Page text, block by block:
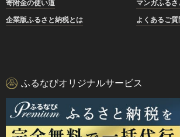
寄附金の使い道
マンガふるさ
企業版ふるさと納税とは
よくあるご
ふるなびオリジナルサービス